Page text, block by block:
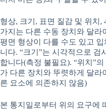
형상, 크기, 표면 질감 및 위치,
가지는 다른 수동 장치와 달라
평면 형상이 다를 수도 있고
니다. “크기”는 시각적으로 검
합니다(측정 불필요). “위치”
가 다른 장치와 뚜렷하게 달라
른 요소에 의존하지 않음)
본 통지일로부터 위의 요구에